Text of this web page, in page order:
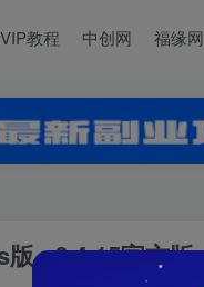
VIP教程 中创网 福缘网
v6.4.15官方版